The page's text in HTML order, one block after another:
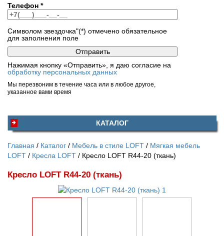
Телефон *
Символом звездочка"(*) отмечено обязательное
для заполнения поле
Нажимая кнопку «Отправить», я даю согласие на
обработку персональных данных
Мы перезвоним в течение часа или в любое другое,
указанное вами время
КАТАЛОГ
Главная Каталог Мебель в стиле LOFT
Мягкая мебель
LOFT
Кресла LOFT Кресло LOFT R44-20 (ткань)
Кресло LOFT R44-20 (ткань)